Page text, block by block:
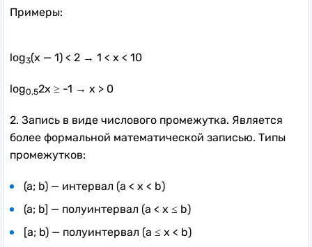
Примеры:
log3(x — 1) < 2 → 1 < x < 10
log0,52x ≥ -1 → x > 0
2. Запись в виде числового промежутка. Является
более формальной математической записью. Типы
промежутков:
(a; b) — интервал (a < x < b)
(a; b] — полуинтервал (a < x ≤ b)
[a; b) — полуинтервал (a ≤ x < b)